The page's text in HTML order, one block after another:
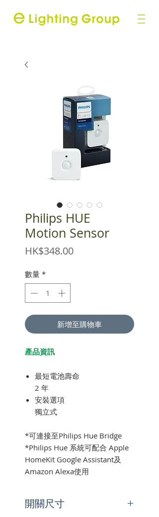
Philips HUE
Motion Sensor
HK$348.00價
數量 *
新增至購物車
產品資訊
最短電池壽命
2 年
安裝選項
獨立式
*可連接至Philips Hue Bridge
*Philips Hue 系統可配合 Apple
HomeKit Google Assistant及
Amazon Alexa使用
開關尺寸